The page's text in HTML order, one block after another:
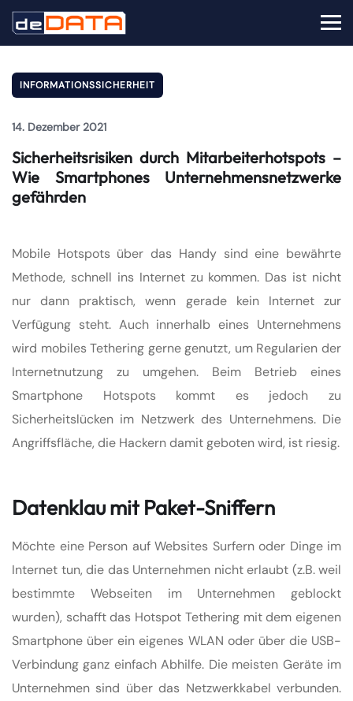
INFORMATIONSSICHERHEIT
14. Dezember 2021
Sicherheitsrisiken durch Mitarbeiterhotspots –
Wie Smartphones Unternehmensnetzwerke
gefährden
Mobile Hotspots über das Handy sind eine bewährte
Methode, schnell ins Internet zu kommen. Das ist nicht
nur dann praktisch, wenn gerade kein Internet zur
Verfügung steht. Auch innerhalb eines Unternehmens
wird mobiles Tethering gerne genutzt, um Regularien der
Internetnutzung zu umgehen. Beim Betrieb eines
Smartphone Hotspots kommt es jedoch zu
Sicherheitslücken im Netzwerk des Unternehmens. Die
Angriffsfläche, die Hackern damit geboten wird, ist riesig.
Datenklau mit Paket-Sniffern
Möchte eine Person auf Websites Surfern oder Dinge im
Internet tun, die das Unternehmen nicht erlaubt (z.B. weil
bestimmte Webseiten im Unternehmen geblockt
wurden), schafft das Hotspot Tethering mit dem eigenen
Smartphone über ein eigenes WLAN oder über die USB-
Verbindung ganz einfach Abhilfe. Die meisten Geräte im
Unternehmen sind über das Netzwerkkabel verbunden.